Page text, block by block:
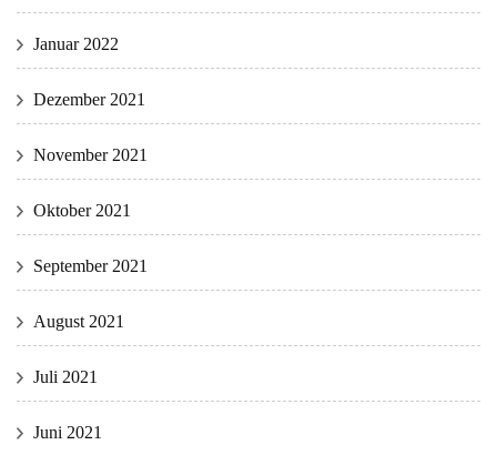
Januar 2022
Dezember 2021
November 2021
Oktober 2021
September 2021
August 2021
Juli 2021
Juni 2021